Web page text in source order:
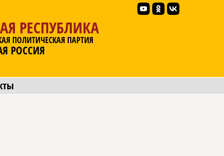
РЕСПУБЛИКА
ПОЛИТИЧЕСКАЯ ПАРТИЯ
РОССИЯ